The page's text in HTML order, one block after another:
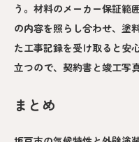
う。材料のメーカー保証範
の内容を照らし合わせ、塗
た工事記録を受け取ると安
立つので、契約書と竣工写
まとめ